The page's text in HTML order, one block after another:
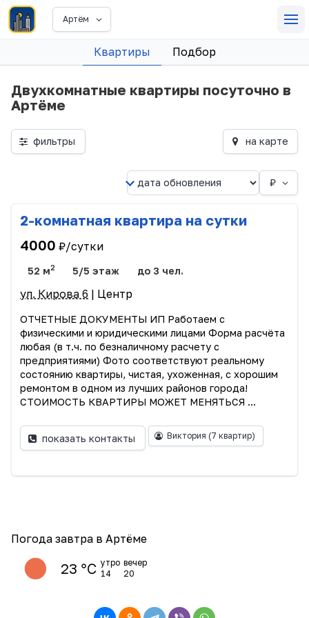
Артём
Квартиры Подбор
Двухкомнатные квартиры посуточно в
Артёме
фильтры на карте
₽
2-комнатная квартира на сутки
4000 ₽/сутки
52 м2 5/5 этаж до 3 чел.
ул. Кирова 6 | Центр
ОТЧЕТНЫЕ ДОКУМЕНТЫ ИП Работаем с
физическими и юридическими лицами Форма расчёта
любая (в т.ч. по безналичному расчету с
предприятиями) Фото соответствуют реальному
состоянию квартиры, чистая, ухоженная, с хорошим
ремонтом в одном из лучших районов города!
СТОИМОСТЬ КВАРТИРЫ МОЖЕТ МЕНЯТЬСЯ ...
показать контакты Виктория (7 квартир)
Погода завтра в Артёме
23 ℃ утро
14
вечер
20